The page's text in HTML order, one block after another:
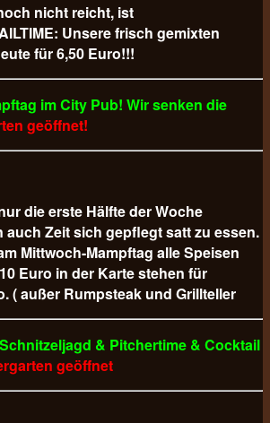
nicht reicht, ist
Unsere frisch gemixten
für 6,50 Euro!!!
im City Pub! Wir senken die
geöffnet!
die erste Hälfte der Woche
Zeit sich gepflegt satt zu essen.
Mittwoch-Mampftag alle Speisen
Euro in der Karte stehen für
( außer Rumpsteak und Grillteller
& Pitchertime & Cocktail
geöffnet